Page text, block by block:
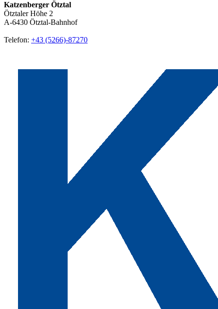
Katzenberger Ötztal
Ötztaler Höhe 2
A-6430 Ötztal-Bahnhof
Telefon: +43 (5266)-87270